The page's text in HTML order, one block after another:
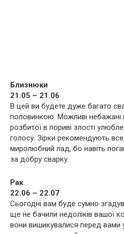
Близнюки
21.05 – 21.06
В цей ви будете дуже багато
половинкою. Можливі небажані
розбитої в пориві злості
голосу. Зірки рекомендують
миролюбний лад, бо навіть
за добру сварку.
Рак
22.06 – 22.07
Сьогодні вам буде сумно
ще не бачили недоліків вашої
вони вишикувалися перед вами у